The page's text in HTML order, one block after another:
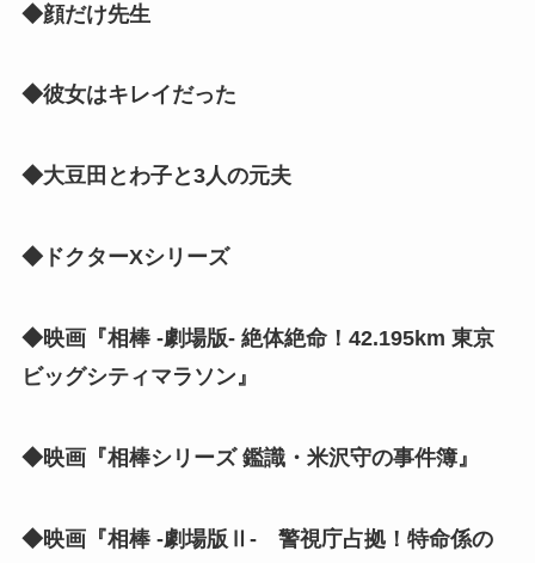
◆顔だけ先生
◆彼女はキレイだった
◆大豆田とわ子と3人の元夫
◆ドクターXシリーズ
◆映画『相棒 -劇場版- 絶体絶命！42.195km 東京
ビッグシティマラソン』
◆映画『相棒シリーズ 鑑識・米沢守の事件簿』
◆映画『相棒 -劇場版Ⅱ- 警視庁占拠！特命係の